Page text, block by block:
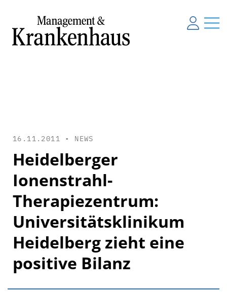
16.11.2011 • NEWS
Heidelberger
Ionenstrahl-
Therapiezentrum:
Universitätsklinikum
Heidelberg zieht eine
positive Bilanz